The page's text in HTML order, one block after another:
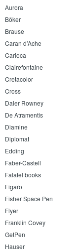
Aurora
Böker
Brause
Caran d’Ache
Carioca
Clairefontaine
Cretacolor
Cross
Daler Rowney
De Atramentis
Diamine
Diplomat
Edding
Faber-Castell
Falafel books
Figaro
Fisher Space Pen
Flyer
Franklin Covey
GetPen
Hauser